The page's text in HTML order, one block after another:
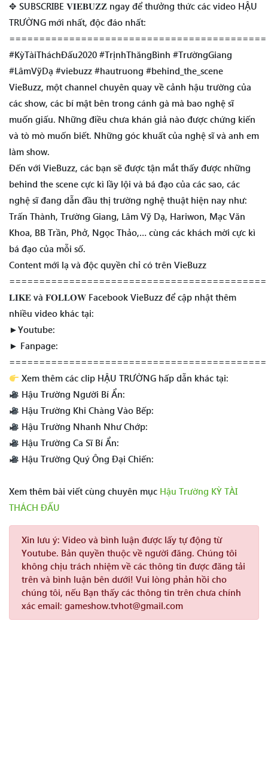
✥ SUBSCRIBE 𝐕𝐈𝐄𝐁𝐔𝐙𝐙 ngay để thưởng thức các video HẬU
TRƯỜNG mới nhất, độc đáo nhất:
===========================================
#KỳTàiTháchĐấu2020 #TrịnhThăngBình #TrườngGiang
#LâmVỹDạ #viebuzz #hautruong #behind_the_scene
VieBuzz, một channel chuyên quay về cảnh hậu trường của
các show, các bí mật bên trong cánh gà mà bao nghệ sĩ
muốn giấu. Những điều chưa khán giả nào được chứng kiến
và tò mò muốn biết. Những góc khuất của nghệ sĩ và anh em
làm show.
Đến với VieBuzz, các bạn sẽ được tận mắt thấy được những
behind the scene cực kì lầy lội và bá đạo của các sao, các
nghệ sĩ đang dẫn đầu thị trường nghệ thuật hiện nay như:
Trấn Thành, Trường Giang, Lâm Vỹ Dạ, Hariwon, Mạc Văn
Khoa, BB Trần, Phở, Ngọc Thảo,… cùng các khách mời cực kì
bá đạo của mỗi số.
Content mới lạ và độc quyền chỉ có trên VieBuzz
===========================================
𝐋𝐈𝐊𝐄 và 𝐅𝐎𝐋𝐋𝐎𝐖 Facebook VieBuzz để cập nhật thêm
nhiều video khác tại:
►Youtube:
► Fanpage:
===========================================
Xem thêm các clip HẬU TRƯỜNG hấp dẫn khác tại:
Hậu Trường Người Bí Ẩn:
Hậu Trường Khi Chàng Vào Bếp:
Hậu Trường Nhanh Như Chớp:
Hậu Trường Ca Sĩ Bí Ẩn:
Hậu Trường Quý Ông Đại Chiến:
Xem thêm bài viết cùng chuyên mục Hậu Trường KỲ TÀI
THÁCH ĐẤU
Xin lưu ý: Video và bình luận được lấy tự động từ
Youtube. Bản quyền thuộc về người đăng. Chúng tôi
không chịu trách nhiệm về các thông tin được đăng tải
trên và bình luận bên dưới! Vui lòng phản hồi cho
chúng tôi, nếu Bạn thấy các thông tin trên chưa chính
xác email: gameshow.tvhot@gmail.com